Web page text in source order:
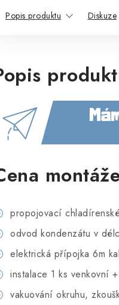
Popis produktu Diskuze
propojovací
odvod kondenzátu v
elektrická přípojka 6m
instalace 1 ks venkovní
vakuování okruhu,